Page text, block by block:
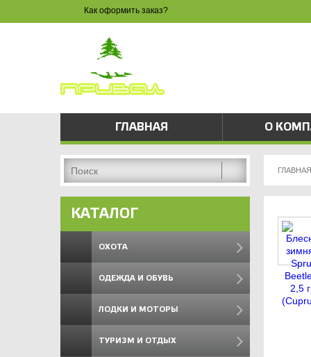
Как оформить заказ?
ГЛАВНАЯ О
КАТАЛОГ
ОХОТА
ОДЕЖДА И ОБУВЬ
ЛОДКИ И МОТОРЫ
ТУРИЗМ И ОТДЫХ
ГЛАВНАЯ